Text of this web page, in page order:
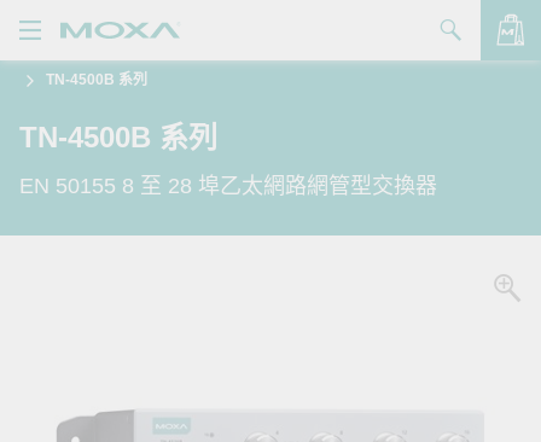
品
決方案
援
Zone
TN-4500B 系列
TN-4500B 系列
EN 50155 8 至 28 埠乙太網路網管型交換器
查看詢價明細